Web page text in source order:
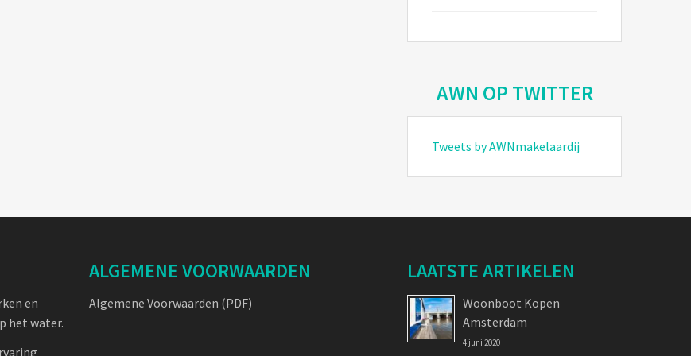
AWN OP TWITTER
Tweets by AWNmakelaardij
en
het water.
ALGEMENE VOORWAARDEN
Algemene Voorwaarden (PDF)
LAATSTE ARTIKELEN
Woonboot Kopen
Amsterdam
4 juni 2020